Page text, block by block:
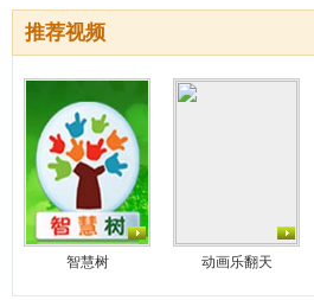
推荐视频
智慧树 动画乐翻天